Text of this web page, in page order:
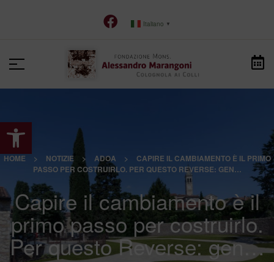
Apri la barra degli strumenti
Italiano ▼
HOME > NOTIZIE > ADOA >
CAPIRE IL CAMBIAMENTO È IL PRIMO
PASSO PER COSTRUIRLO. PER QUESTO REVERSE: GEN…
Capire il cambiamento è il
primo passo per costruirlo.
Per questo Reverse: gen…